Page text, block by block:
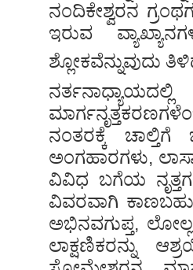
ನಂದಿಕೇಶ್ವರನ
ಇರುವ
ಶ್ಲೋಕವೆನ್ನುವುದು
ನಂತರಕ್ಕೆ ಚಾಲ್ತಿಗೆ
ಅಂಗಹಾರಗಳು,
ವಿವಿಧ ಬಗೆಯ
ವಿವರವಾಗಿ
ಅಭಿನವಗುಪ್ತ,
ಲಾಕ್ಷಣಿಕರನ್ನು